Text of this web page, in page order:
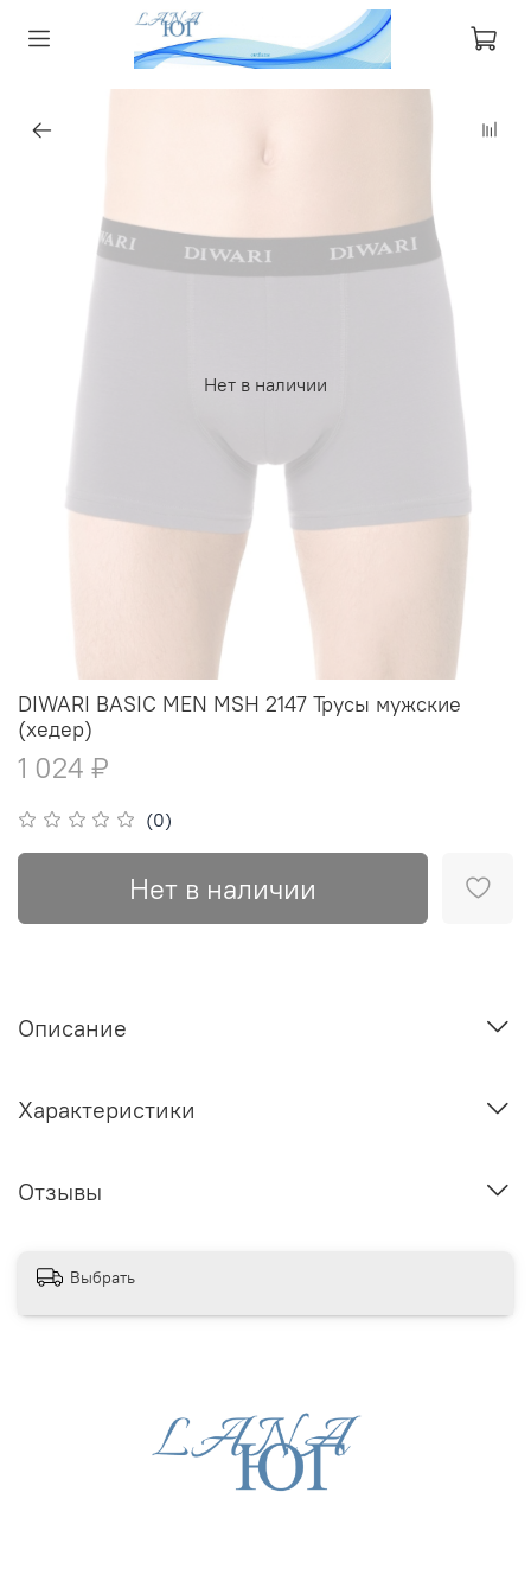
Нет в наличии
(0)
DIWARI BASIC MEN MSH 2147 Трусы мужские
(хедер)
1 024 ₽
Нет в наличии
Описание
Характеристики
Отзывы
Выбрать